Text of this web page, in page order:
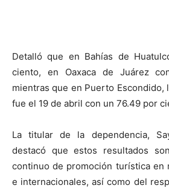
Detalló que en Bahías de
ciento, en Oaxaca de Juárez
mientras que en Puerto Escondido,
fue el 19 de abril con un 76.49 por
La titular de la dependencia,
destacó que estos resultados
continuo de promoción turística en
e internacionales, así como del